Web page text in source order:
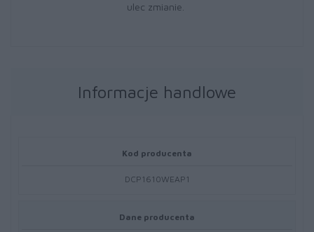
ulec zmianie.
Informacje handlowe
Kod producenta
DCP1610WEAP1
Dane producenta